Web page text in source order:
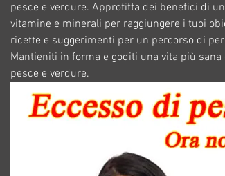
pesce e verdure. Approfitta dei benefici di
vitamine e minerali per raggiungere i tuoi
ricette e suggerimenti per un percorso di
Mantieniti in forma e goditi una vita più
pesce e verdure.